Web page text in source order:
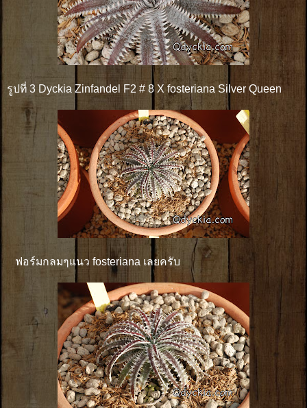
รูปที่ 3 Dyckia Zinfandel F2 # 8 X fosteriana Silver Queen
ฟอร์มกลมๆแนว fosteriana เลยครับ